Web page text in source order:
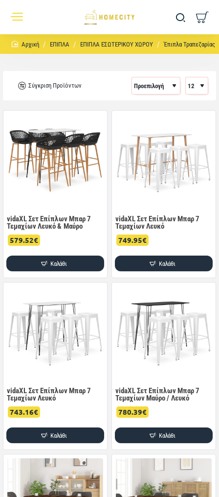
homeΕΠΙΠΛΑ ΕΠΙΠΛΑ ΕΣΩΤΕΡΙΚΟΥ ΧΩΡΟΥ Έπιπλα Τραπεζαρίας
Σύγκριση Προϊόντων
vidaXL Σετ Επίπλων Μπαρ 7
Τεμαχίων Λευκό & Μαύρο
579.52€
Καλάθι
vidaXL Σετ Επίπλων Μπαρ 7
Τεμαχίων Λευκό
749.95€
Καλάθι
vidaXL Σετ Επίπλων Μπαρ 7
Τεμαχίων Λευκό
743.16€
Καλάθι
vidaXL Σετ Επίπλων Μπαρ 7
Τεμαχίων Μαύρο / Λευκό
780.39€
Καλάθι